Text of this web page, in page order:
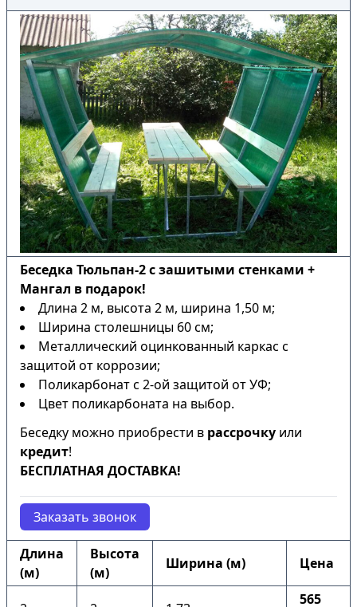
Беседка Тюльпан-2 с зашитыми стенками +
Мангал в подарок!
Длина 2 м, высота 2 м, ширина 1,50 м;
Ширина столешницы 60 см;
Металлический оцинкованный каркас с
защитой от коррозии;
Поликарбонат с 2-ой защитой от УФ;
Цвет поликарбоната на выбор.
Беседку можно приобрести в рассрочку или
кредит!
БЕСПЛАТНАЯ ДОСТАВКА!
Заказать звонок
Длина
(м)
Высота
(м)
Ширина (м) Цена
565